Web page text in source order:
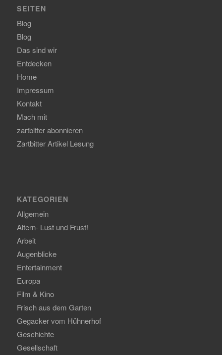
SEITEN
Blog
Blog
Das sind wir
Entdecken
Home
Impressum
Kontakt
Mach mit
zartbitter abonnieren
Zartbitter Artikel Lesung
KATEGORIEN
Allgemein
Altern- Lust und Frust!
Arbeit
Augenblicke
Entertainment
Europa
Film & Kino
Frisch aus dem Garten
Gegacker vom Hühnerhof
Geschichte
Gesellschaft